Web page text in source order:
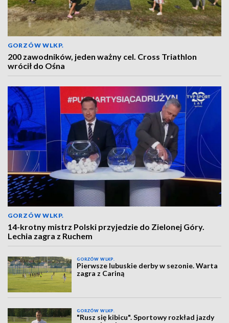
GORZÓW WLKP.
200 zawodników, jeden ważny cel. Cross Triathlon
wrócił do Ośna
GORZÓW WLKP.
14-krotny mistrz Polski przyjedzie do Zielonej Góry.
Lechia zagra z Ruchem
GORZÓW WLKP.
Pierwsze lubuskie derby w sezonie. Warta
zagra z Cariną
GORZÓW WLKP.
"Rusz się kibicu". Sportowy rozkład jazdy